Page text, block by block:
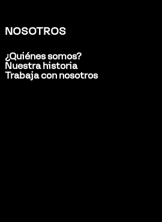
NOSOTROS
¿Quiénes somos?
Nuestra historia
Trabaja con nosotros